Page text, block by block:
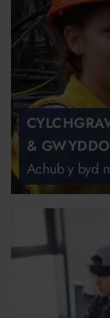
&
Achub y byd